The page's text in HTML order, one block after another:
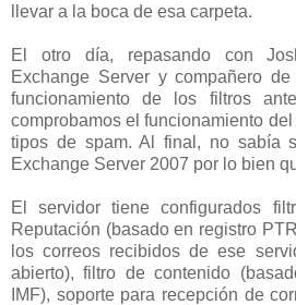
llevar a la boca de esa carpeta.
El otro día, repasando con
Exchange Server y compañero
funcionamiento de los filtros
comprobamos el funcionamiento
tipos de spam. Al final, no sabía
Exchange Server 2007 por lo bien
El servidor tiene configurados
Reputación (basado en registro
los correos recibidos de ese
abierto), filtro de contenido
IMF), soporte para recepción de